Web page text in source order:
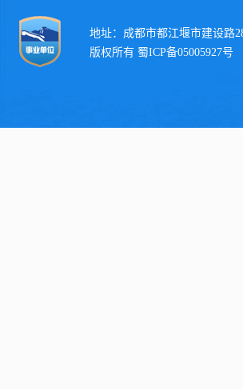
地址：成都市都江堰市建设路
版权所有 蜀ICP备05005927号